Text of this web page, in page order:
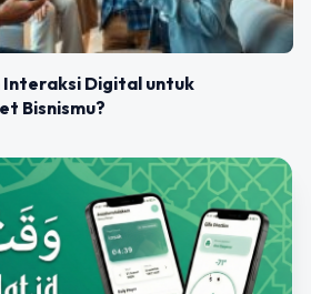
Interaksi Digital untuk
Bisnismu?